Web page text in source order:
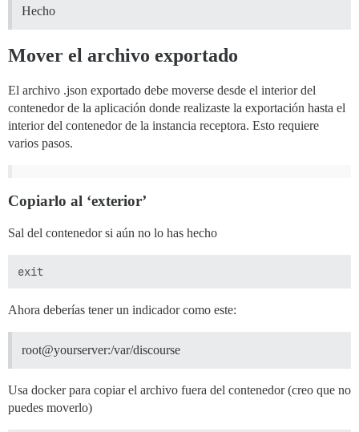
Hecho
Mover el archivo exportado
El archivo .json exportado debe moverse desde el interior del
contenedor de la aplicación donde realizaste la exportación hasta el
interior del contenedor de la instancia receptora. Esto requiere
varios pasos.
Copiarlo al ‘exterior’
Sal del contenedor si aún no lo has hecho
Ahora deberías tener un indicador como este:
root@yourserver:/var/discourse
Usa docker para copiar el archivo fuera del contenedor (creo que no
puedes moverlo)